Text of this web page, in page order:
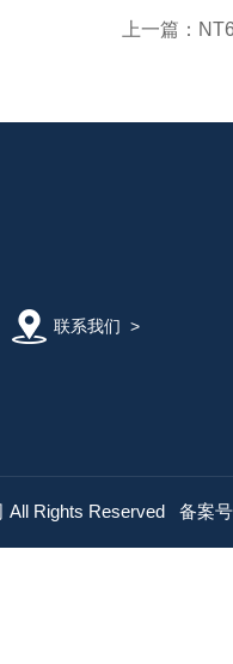
上一篇：
联系我们 >
All Rights Reserved 备案